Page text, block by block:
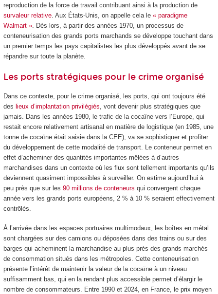
reproduction de la force de travail contribuant ainsi à la production de
survaleur relative. Aux États-Unis, on appelle cela le « paradigme
Walmart ». Dès lors, à partir des années 1970, un processus de
conteneurisation des grands ports marchands se développe touchant dans
un premier temps les pays capitalistes les plus développés avant de se
répandre sur toute la planète.
Les ports stratégiques pour le crime organisé
Dans ce contexte, pour le crime organisé, les ports, qui ont toujours été
des lieux d’implantation privilégiés , vont devenir plus stratégiques que
jamais. Dans les années 1980, le trafic de la cocaïne vers l’Europe, qui
restait encore relativement artisanal en matière de logistique (en 1985, une
tonne de cocaïne était saisie dans la CEE), va se sophistiquer et profiter
du développement de cette modalité de transport. Le conteneur permet en
effet d’acheminer des quantités importantes mêlées à d’autres
marchandises dans un contexte où les flux sont tellement importants qu’ils
deviennent quasiment impossibles à surveiller. On estime aujourd’hui à
peu près que sur les 90 millions de conteneurs qui convergent chaque
année vers les grands ports européens, 2 % à 10 % seraient effectivement
contrôlés.
À l’arrivée dans les espaces portuaires multimodaux, les boîtes en métal
sont chargées sur des camions ou déposées dans des trains ou sur des
barges qui acheminent la marchandise au plus près des grands marchés
de consommation situés dans les métropoles. Cette conteneurisation
présente l’intérêt de maintenir la valeur de la cocaïne à un niveau
suffisamment bas, qui en la rendant plus accessible permet d’élargir le
nombre de consommateurs. Entre 1990 et 2024, en France, le prix moyen